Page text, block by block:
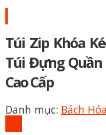
Túi Zip Khóa
Túi Đựng Quần
Cao Cấp
Danh mục: Bách